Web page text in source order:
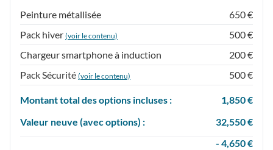
Peinture métallisée
650 €
Pack hiver (voir le contenu)
500 €
Chargeur smartphone à induction
200 €
Pack Sécurité (voir le contenu) 500 €
Montant total des options incluses :
1,850 €
Valeur neuve (avec options) :
32,550 €
- 4,650 €